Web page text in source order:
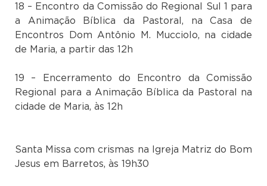
18 – Encontro da Comissão do Regional Sul 1 para
a Animação Bíblica da Pastoral, na Casa de
Encontros Dom Antônio M. Mucciolo, na cidade
de Maria, a partir das 12h
19 – Encerramento do Encontro da Comissão
Regional para a Animação Bíblica da Pastoral na
cidade de Maria, às 12h
Santa Missa com crismas na Igreja Matriz do Bom
Jesus em Barretos, às 19h30